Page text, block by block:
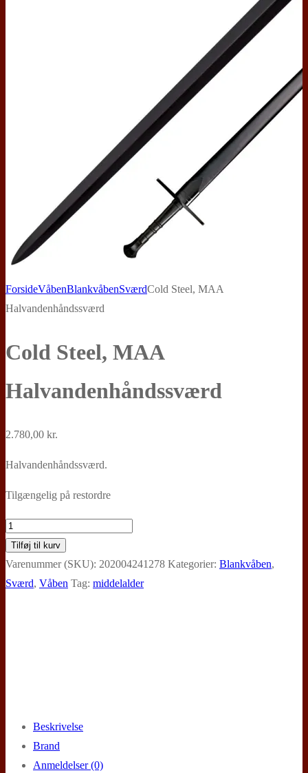
ForsideVåbenBlankvåbenSværdCold Steel, MAA
Halvandenhåndssværd
Cold Steel, MAA
Halvandenhåndssværd
2.780,00 kr.
Halvandenhåndssværd.
Tilgængelig på restordre
Cold
Steel,
MAA
Halvandenhåndssværd
Tilføj til kurv
Varenummer (SKU): 202004241278 Kategorier: Blankvåben,
Sværd, Våben Tag: middelalder
Beskrivelse
Brand
Anmeldelser (0)